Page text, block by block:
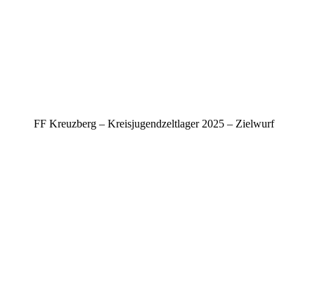
FF Kreuzberg – Kreisjugendzeltlager 2025 – Zielwurf